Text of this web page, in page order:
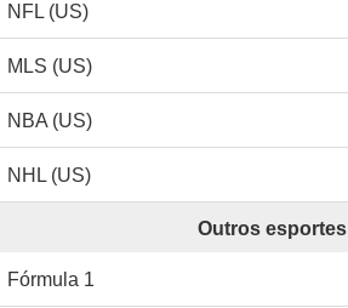
NFL (US)
MLS (US)
NBA (US)
NHL (US)
Outros esportes
Fórmula 1